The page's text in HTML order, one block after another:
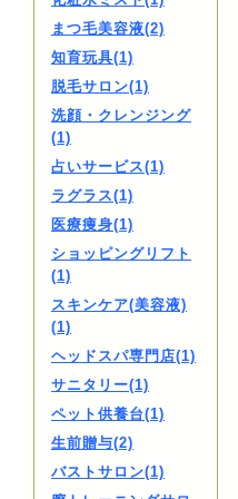
まつ毛美容液(2)
知育玩具(1)
脱毛サロン(1)
洗顔・クレンジング
(1)
占いサービス(1)
ラグラス(1)
医療痩身(1)
ショッピングリフト
(1)
スキンケア(美容液)
(1)
ヘッドスパ専門店(1)
サニタリー(1)
ペット供養台(1)
生前贈与(2)
バストサロン(1)